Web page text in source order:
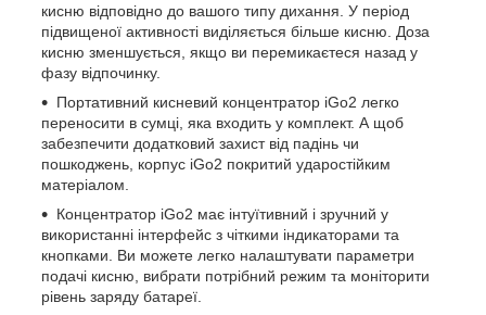
кисню відповідно до вашого типу дихання. У період
підвищеної активності виділяється більше кисню. Доза
кисню зменшується, якщо ви перемикаєтеся назад у
фазу відпочинку.
Портативний кисневий концентратор iGo2 легко
переносити в сумці, яка входить у комплект. А щоб
забезпечити додатковий захист від падінь чи
пошкоджень, корпус iGo2 покритий ударостійким
матеріалом.
Концентратор iGo2 має інтуїтивний і зручний у
використанні інтерфейс з чіткими індикаторами та
кнопками. Ви можете легко налаштувати параметри
подачі кисню, вибрати потрібний режим та моніторити
рівень заряду батареї.